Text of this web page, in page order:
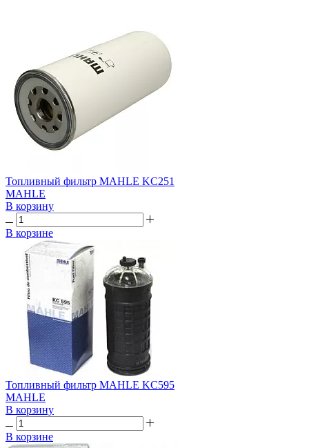
Топливный фильтр MAHLE KC251
MAHLE
В корзину
В корзине
Топливный фильтр MAHLE KC595
MAHLE
В корзину
В корзине